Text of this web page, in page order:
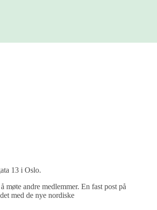
13 i Oslo.
møte andre medlemmer. En fast post på
med de nye nordiske